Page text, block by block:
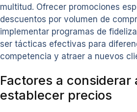
multitud. Ofrecer promociones
descuentos por volumen de
implementar programas de
ser tácticas efectivas para
competencia y atraer a nuevos
Factores a considerar
establecer precios